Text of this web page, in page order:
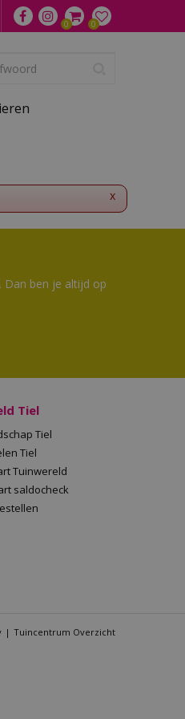
x
Dan ben je altijd op
Tiel
Tiel
Tiel
Tuinwereld
saldocheck
Tuincentrum Overzicht